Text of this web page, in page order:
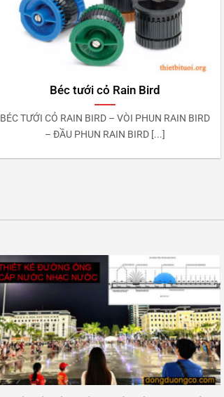
Béc tưới cỏ Rain Bird
BÉC TƯỚI CỎ RAIN BIRD – VÒI PHUN RAIN BIRD
– ĐẦU PHUN RAIN BIRD [...]